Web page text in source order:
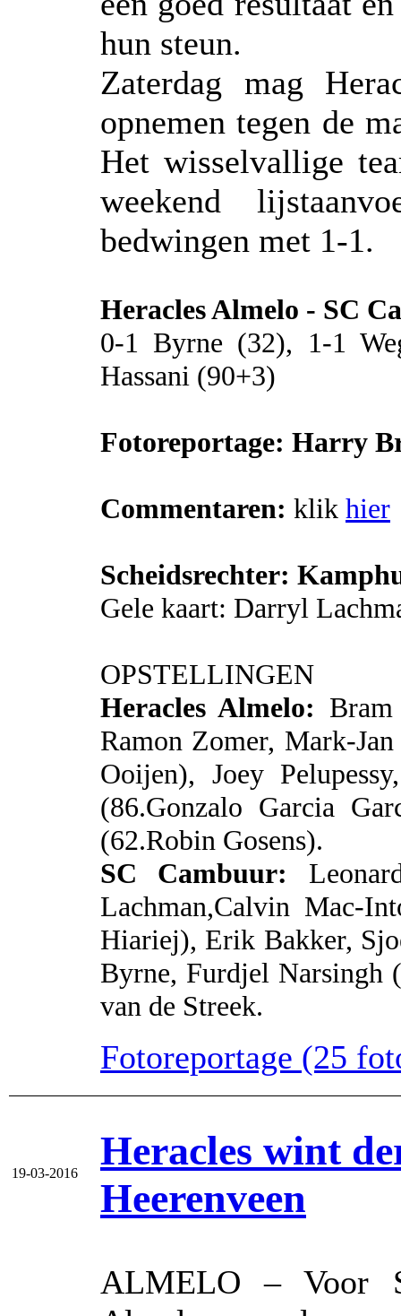
hun steun.
Zaterdag mag
opnemen tegen de
Het wisselvallige
weekend
bedwingen met 1-1.
Heracles Almelo - SC
0-1 Byrne (32), 1-1
Hassani (90+3)
Fotoreportage: Harry
Commentaren: klik hier
Scheidsrechter:
Gele kaart: Darryl
OPSTELLINGEN
Heracles Almelo:
Ramon Zomer, Mark-
Ooijen), Joey
(86.Gonzalo Garcia
(62.Robin Gosens).
SC Cambuur:
Lachman,Calvin Mac-
Hiariej), Erik Bakker,
Byrne, Furdjel Narsingh
van de Streek.
Fotoreportage (25
19-03-2016
Heracles wint
Heerenveen
ALMELO – Voor